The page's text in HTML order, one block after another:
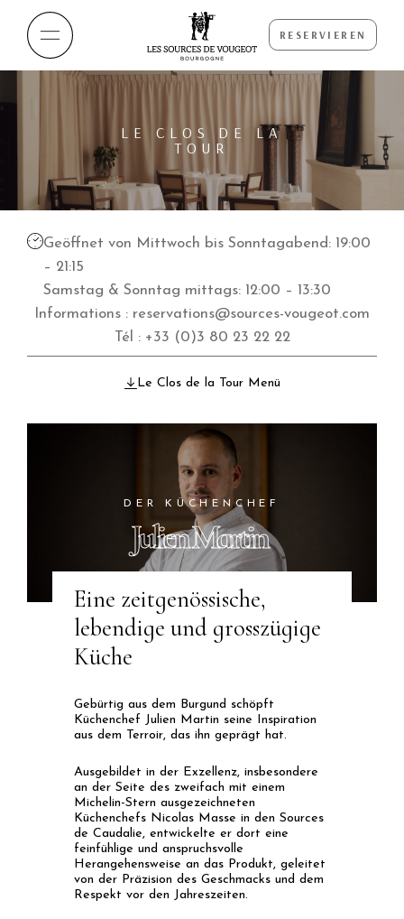
RESERVIEREN
LE CLOS DE LA
TOUR
Geöffnet von Mittwoch bis Sonntagabend: 19:00
– 21:15
Samstag & Sonntag mittags: 12:00 – 13:30
Informations : reservations@sources-vougeot.com
Tél : +33 (0)3 80 23 22 22
Le Clos de la Tour Menü
DER KÜCHENCHEF
Julien Martin
Eine zeitgenössische,
lebendige und grosszügige
Küche
Gebürtig aus dem Burgund schöpft
Küchenchef Julien Martin seine Inspiration
aus dem Terroir, das ihn geprägt hat.
Ausgebildet in der Exzellenz, insbesondere
an der Seite des zweifach mit einem
Michelin-Stern ausgezeichneten
Küchenchefs Nicolas Masse in den Sources
de Caudalie, entwickelte er dort eine
feinfühlige und anspruchsvolle
Herangehensweise an das Produkt, geleitet
von der Präzision des Geschmacks und dem
Respekt vor den Jahreszeiten.